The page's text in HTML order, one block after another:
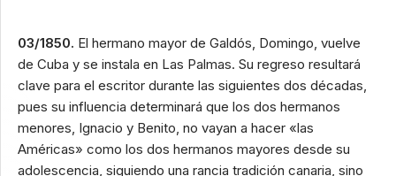
03/1850. El hermano mayor de Galdós, Domingo, vuelve
de Cuba y se instala en Las Palmas. Su regreso resultará
clave para el escritor durante las siguientes dos décadas,
pues su influencia determinará que los dos hermanos
menores, Ignacio y Benito, no vayan a hacer «las
Américas» como los dos hermanos mayores desde su
adolescencia, siguiendo una rancia tradición canaria, sino